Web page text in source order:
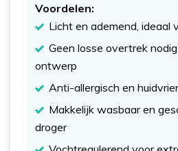
Voordelen:
Licht en ademend, ideaal
Geen losse overtrek
ontwerp
Anti-allergisch en
Makkelijk wasbaar en
droger